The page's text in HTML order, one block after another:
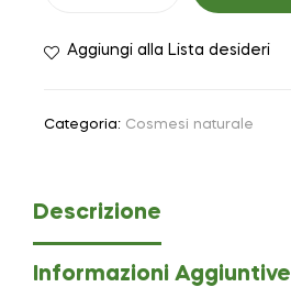
Aggiungi alla Lista desideri
Categoria: Cosmesi naturale
Descrizione
Informazioni Aggiuntive